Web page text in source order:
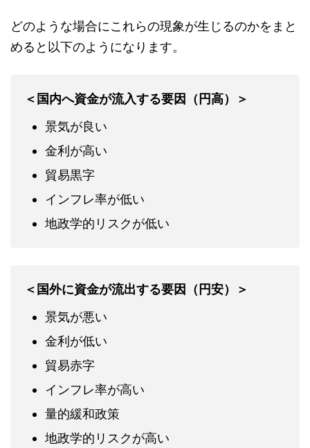
どのような場合にこれらの現象が生じるのかをまと
めると以下のようになります。
＜国内へ資金が流入する要因（円高）＞
景気が良い
金利が高い
貿易黒字
インフレ率が低い
地政学的リスクが低い
＜国外に資金が流出する要因（円安）＞
景気が悪い
金利が低い
貿易赤字
インフレ率が高い
量的緩和政策
地政学的リスクが高い